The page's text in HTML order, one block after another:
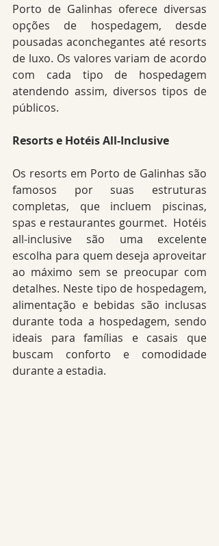
Porto de Galinhas oferece diversas
opções de hospedagem, desde
pousadas aconchegantes até resorts
de luxo. Os valores variam de acordo
com cada tipo de hospedagem
atendendo assim, diversos tipos de
públicos.
Resorts e Hotéis All-Inclusive
Os resorts em Porto de Galinhas são
famosos por suas estruturas
completas, que incluem piscinas,
spas e restaurantes gourmet.  Hotéis
all-inclusive são uma excelente
escolha para quem deseja aproveitar
ao máximo sem se preocupar com
detalhes. Neste tipo de hospedagem,
alimentação e bebidas são inclusas
durante toda a hospedagem, sendo
ideais para famílias e casais que
buscam conforto e comodidade
durante a estadia.